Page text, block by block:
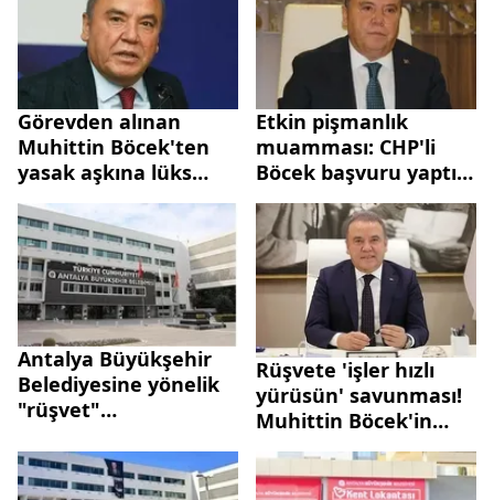
Görevden alınan
Muhittin Böcek'ten
yasak aşkına lüks
hediyeler!
Etkin pişmanlık
muamması: CHP'li
Böcek başvuru yaptı
mı? Mektup iddiası
Antalya Büyükşehir
Belediyesine yönelik
"rüşvet"
gelişme! 3 kişi tahliye
edildi
Rüşvete 'işler hızlı
yürüsün' savunması!
Muhittin Böcek'in
daire başkanının
ifadesi ortaya çıktı